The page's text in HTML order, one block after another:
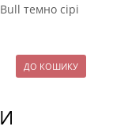
темно сірі